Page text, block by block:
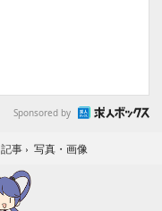
Sponsored by
記事 › 写真・画像